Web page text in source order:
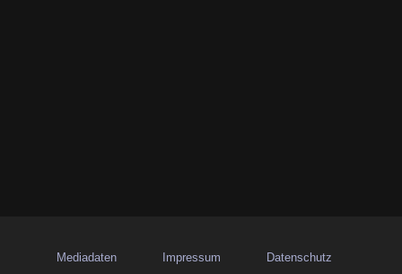
Mediadaten Impressum Datenschutz